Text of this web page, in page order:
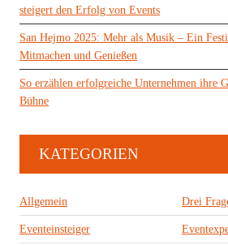
steigert den Erfolg von Events
San Hejmo 2025: Mehr als Musik – Ein
Mitmachen und Genießen
So erzählen erfolgreiche Unternehmen ihre
Bühne
KATEGORIEN
Allgemein Drei
Eventeinsteiger